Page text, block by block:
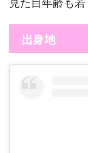
見た目年齢も
出身地